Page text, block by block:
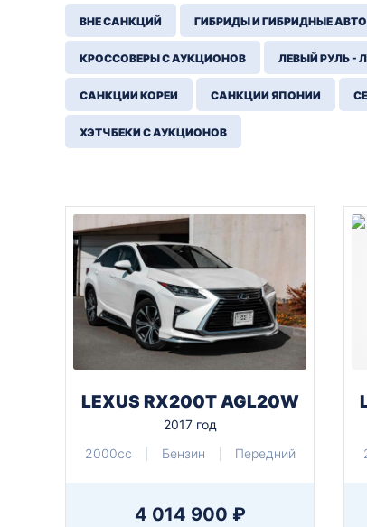
ВНЕ САНКЦИЙ ГИБРИДЫ И ГИБРИДНЫЕ
КРОССОВЕРЫ С АУКЦИОНОВ ЛЕВЫЙ РУЛЬ -
САНКЦИИ КОРЕИ САНКЦИИ ЯПОНИИ
ХЭТЧБЕКИ С АУКЦИОНОВ
LEXUS RX200T AGL20W
2017 год
2000cc
Бензин Передний
4 014 900 ₽